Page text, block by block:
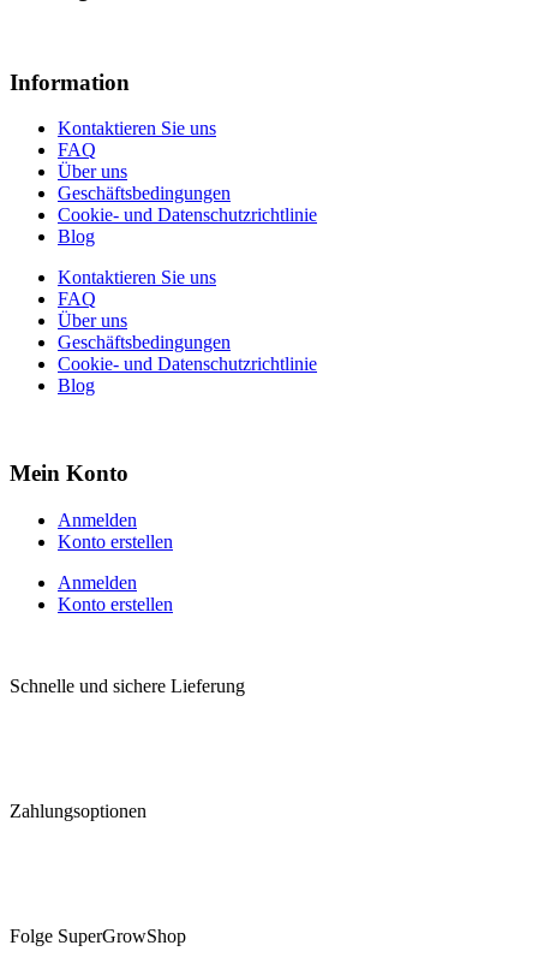
Information
Kontaktieren Sie uns
FAQ
Über uns
Geschäftsbedingungen
Cookie- und Datenschutzrichtlinie
Blog
Kontaktieren Sie uns
FAQ
Über uns
Geschäftsbedingungen
Cookie- und Datenschutzrichtlinie
Blog
Mein Konto
Anmelden
Konto erstellen
Anmelden
Konto erstellen
Schnelle und sichere Lieferung
Zahlungsoptionen
Folge SuperGrowShop